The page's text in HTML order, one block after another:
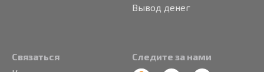
Вывод денег
Связаться
Следите за нами